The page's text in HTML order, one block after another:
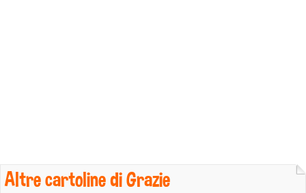
Altre cartoline di Grazie